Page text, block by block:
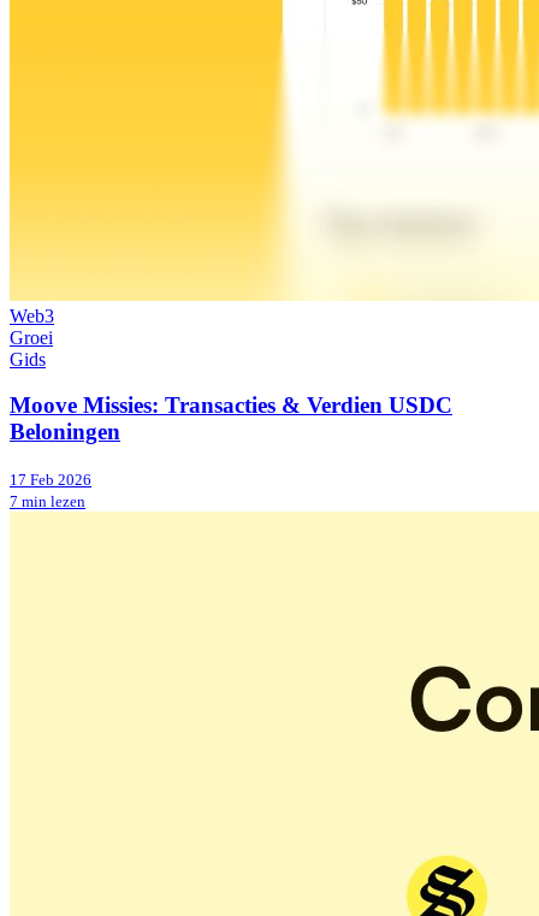
Web3
Groei
Gids
Moove Missies: Transacties & Verdien USDC
Beloningen
17 Feb 2026
7 min lezen